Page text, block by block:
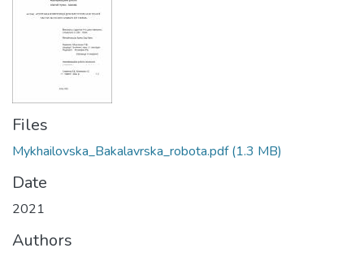
Files
Mykhailovska_Bakalavrska_robota.pdf(1.3 MB)
Date
2021
Authors